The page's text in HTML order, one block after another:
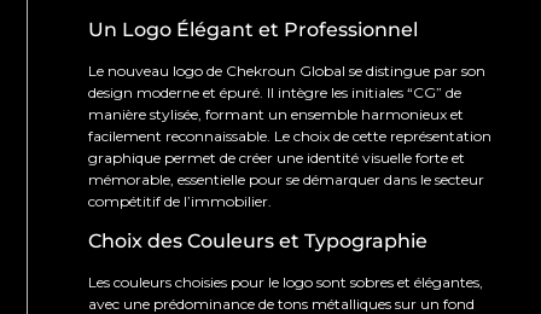
Un Logo Élégant et Professionnel
Le nouveau logo de Chekroun Global se distingue par son
design moderne et épuré. Il intègre les initiales “CG” de
manière stylisée, formant un ensemble harmonieux et
facilement reconnaissable. Le choix de cette représentation
graphique permet de créer une identité visuelle forte et
mémorable, essentielle pour se démarquer dans le secteur
compétitif de l’immobilier.
Choix des Couleurs et Typographie
Les couleurs choisies pour le logo sont sobres et élégantes,
avec une prédominance de tons métalliques sur un fond